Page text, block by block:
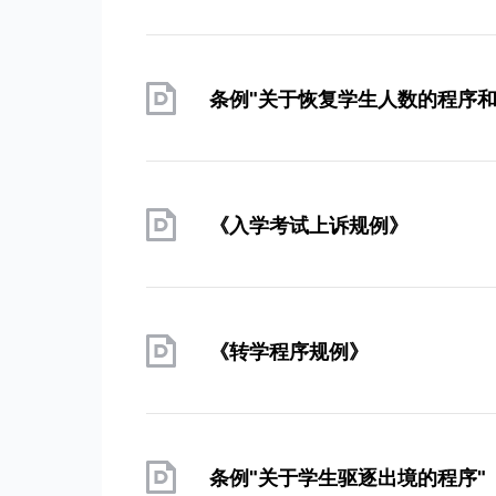
条例"关于恢复学生人数的程序
《入学考试上诉规例》
《转学程序规例》
条例"关于学生驱逐出境的程序"